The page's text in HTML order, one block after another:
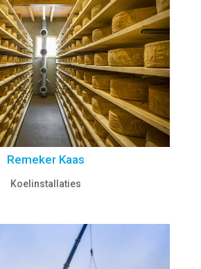
Remeker Kaas
Koelinstallaties